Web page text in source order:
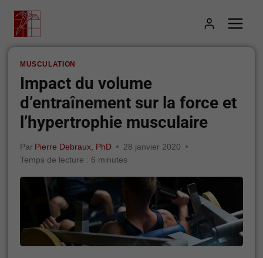
Aller
contenu
MUSCULATION
Impact du volume
d’entraînement sur la force et
l’hypertrophie musculaire
Par Pierre Debraux, PhD
28 janvier 2020
Temps de lecture : 6 minutes